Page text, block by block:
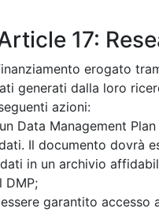
17:
erogato
generati dalla loro
azioni:
Data Management
Il documento dovrà
in un archivio
DMP;
garantito accesso